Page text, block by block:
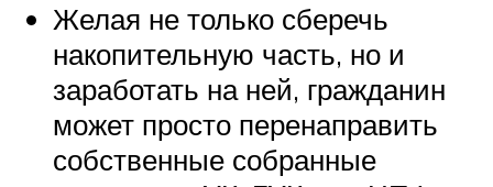
Желая не только сберечь
накопительную часть, но и
заработать на ней, гражданин
может просто перенаправить
собственные собранные